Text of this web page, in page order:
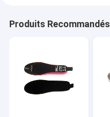
Produits Recommandés